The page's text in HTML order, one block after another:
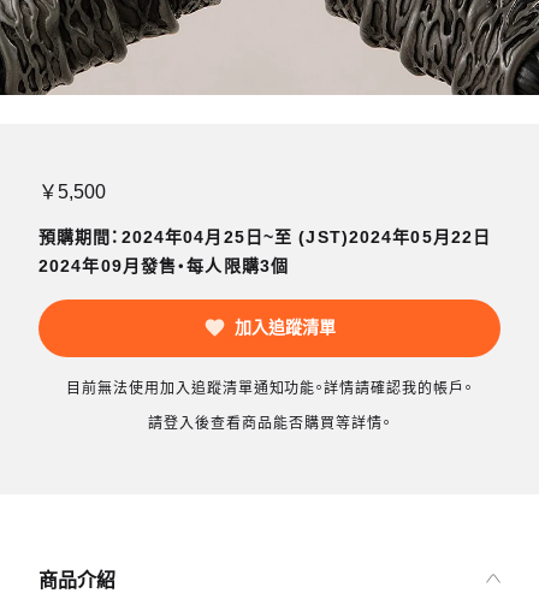
￥5,500
預購期間：2024年04月25日~至 (JST)2024年05月22日
2024年09月發售・每人限購3個
加入追蹤清單
目前無法使用加入追蹤清單通知功能。詳情請確認我的帳戶。
請登入後查看商品能否購買等詳情。
商品介紹